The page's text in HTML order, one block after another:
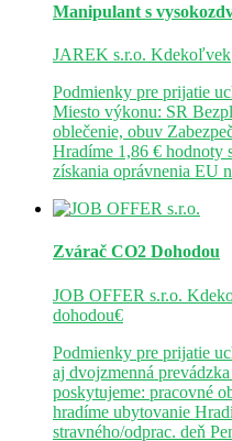
Manipulant s
JAREK s.r.o. Kdekoľvek
Podmienky pre prijatie
Miesto výkonu: SR
oblečenie, obuv
Hradíme 1,86 € hodnoty
získania oprávnenia EU
Zvárač CO2 Dohodou
JOB OFFER s.r.o.
dohodou€
Podmienky pre prijatie
aj dvojzmenná
poskytujeme: pracovné
hradíme ubytovanie
stravného/odprac. deň